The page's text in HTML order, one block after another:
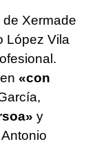
Xermade
López Vila
«con
y